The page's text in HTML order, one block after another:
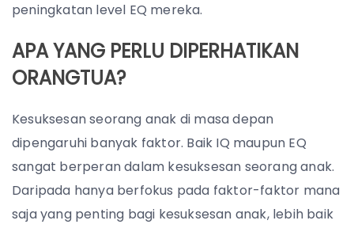
peningkatan level EQ mereka.
APA YANG PERLU DIPERHATIKAN
ORANGTUA?
Kesuksesan seorang anak di masa depan
dipengaruhi banyak faktor. Baik IQ maupun EQ
sangat berperan dalam kesuksesan seorang anak.
Daripada hanya berfokus pada faktor-faktor mana
saja yang penting bagi kesuksesan anak, lebih baik